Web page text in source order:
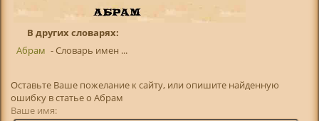
В других словарях:
Абрам - Словарь имен ...
Оставьте Ваше пожелание к сайту, или опишите найденную
ошибку в статье о Абрам
Ваше имя: